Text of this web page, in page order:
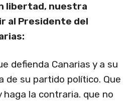
libertad, nuestra
al Presidente del
defienda Canarias y a su
de su partido político. Que
haga la contraria. que no